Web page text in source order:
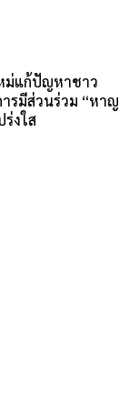
ม่แก้ปัญหาชาว
ารมีส่วนร่วม “หาญ
งใส